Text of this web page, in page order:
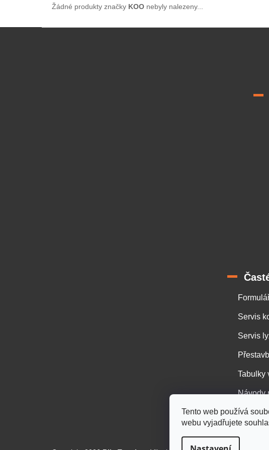
Tento web používá
webu vyjadřujete
Žádné produkty značky KOO nebyly nalezeny...
Servis
Servis
Tabulky
Návody